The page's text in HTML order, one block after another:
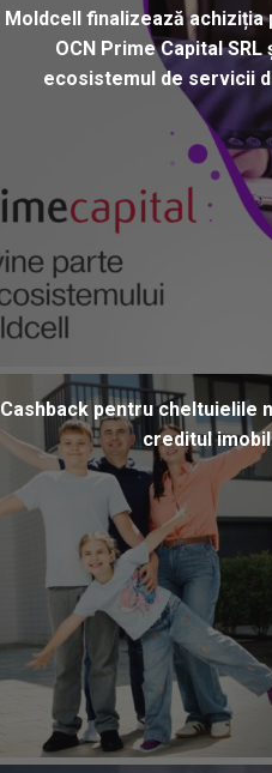
Moldcell finalizează
OCN Prime Capital
ecosistemul de servicii
Cashback pentru cheltuielile
creditul